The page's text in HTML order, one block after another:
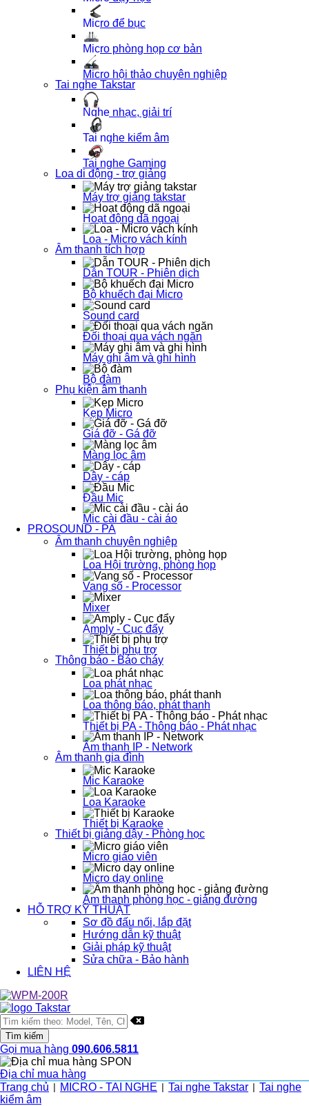
Micro để bục
Micro phòng họp cơ bản
Micro hội thảo chuyên nghiệp
Tai nghe Takstar
Nghe nhạc, giải trí
Tai nghe kiểm âm
Tai nghe Gaming
Loa di động - trợ giảng
Máy trợ giảng takstar
Hoạt động dã ngoại
Loa - Micro vách kính
Âm thanh tích hợp
Dẫn TOUR - Phiên dịch
Bộ khuếch đại Micro
Sound card
Đối thoại qua vách ngăn
Máy ghi âm và ghi hình
Bộ đàm
Phụ kiện âm thanh
Kẹp Micro
Giá đỡ - Gá đỡ
Màng lọc âm
Dây - cáp
Đầu Mic
Mic cài đầu - cài áo
PROSOUND - PA
Âm thanh chuyên nghiệp
Loa Hội trường, phòng họp
Vang số - Processor
Mixer
Amply - Cục đẩy
Thiết bị phụ trợ
Thông báo - Báo cháy
Loa phát nhạc
Loa thông báo, phát thanh
Thiết bị PA - Thông báo - Phát nhạc
Âm thanh IP - Network
Âm thanh gia đình
Mic Karaoke
Loa Karaoke
Thiết bị Karaoke
Thiết bị giảng dậy - Phòng học
Micro giáo viên
Micro dạy online
Âm thanh phòng học - giảng đường
HỖ TRỢ KỸ THUẬT
Sơ đồ đấu nối, lắp đặt
Hướng dẫn kỹ thuật
Giải pháp kỹ thuật
Sửa chữa - Bảo hành
LIÊN HỆ
Gọi mua hàng 090.606.5811
Địa chỉ mua hàng
Trang chủ
MICRO - TAI NGHE Tai nghe Takstar
Tai nghe
kiểm âm